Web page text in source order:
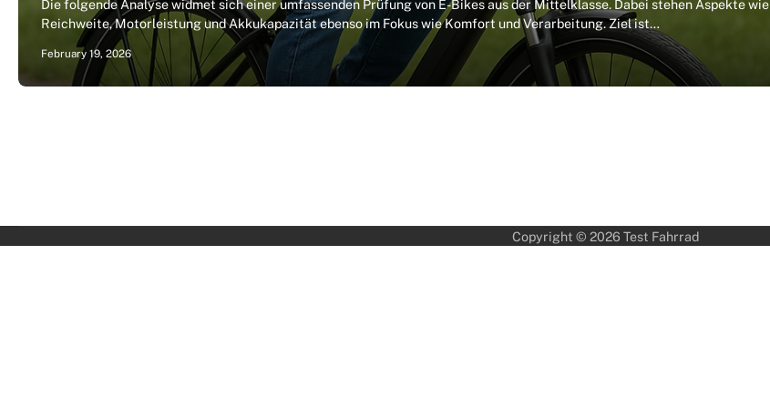
Die folgende Analyse widmet sich einer umfassenden Prüfung von E-Bikes aus der Mittelklasse. Dabei stehen Aspekte wie
Reichweite, Motorleistung und Akkukapazität ebenso im Fokus wie Komfort und Verarbeitung. Ziel ist…
February 19, 2026
Copyright © 2026 Test Fahrrad